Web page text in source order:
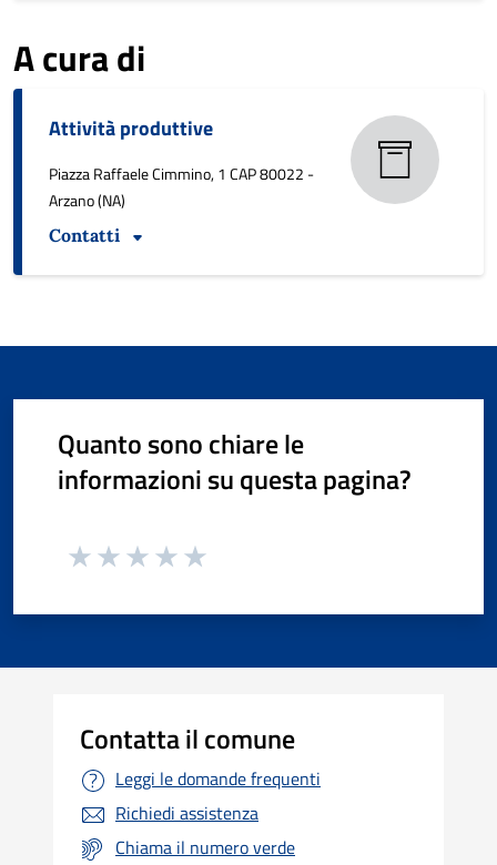
A cura di
Attività produttive
Piazza Raffaele Cimmino, 1 CAP 80022 -
Arzano (NA)
Contatti
Quanto sono chiare le
informazioni su questa pagina?
Contatta il comune
Leggi le domande frequenti
Richiedi assistenza
Chiama il numero verde